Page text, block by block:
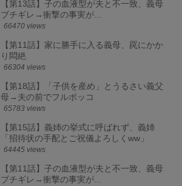
【第13話】子の血液型が夫と不一致、義母
ブチギレ→衝撃の事実が...
66470 views
【第11話】家に勝手に入る義母、罠にかか
り悶絶
66304 views
【第18話】「子供を産め」とうるさい義父
母→夫の前でフルボッコ
65783 views
【第15話】義姉の挙式に呼ばれず、義姉
「招待状の手配とご祝儀よろしくww」
64445 views
【第11話】子の血液型が夫と不一致、義母
ブチギレ→衝撃の事実が...